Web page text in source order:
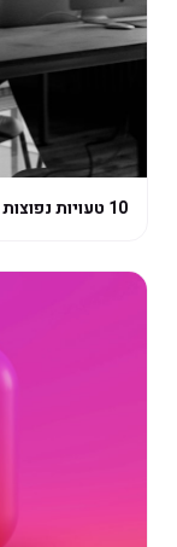
10 טעויות נפוצות בפרסום בגוגל שעולות לכם כסף